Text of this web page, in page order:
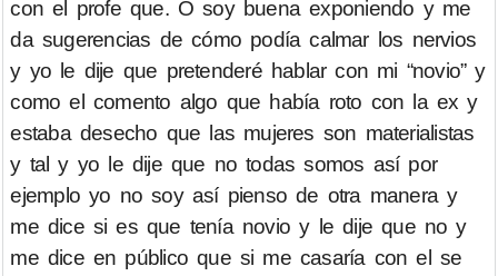
con el profe que. O soy buena exponiendo y me
da sugerencias de cómo podía calmar los nervios
y yo le dije que pretenderé hablar con mi “novio” y
como el comento algo que había roto con la ex y
estaba desecho que las mujeres son materialistas
y tal y yo le dije que no todas somos así por
ejemplo yo no soy así pienso de otra manera y
me dice si es que tenía novio y le dije que no y
me dice en público que si me casaría con el se